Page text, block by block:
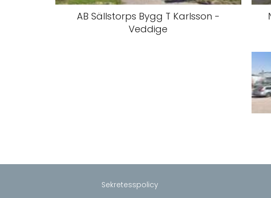
AB Sällstorps Bygg T Karlsson -
Veddige
Sekretesspolicy